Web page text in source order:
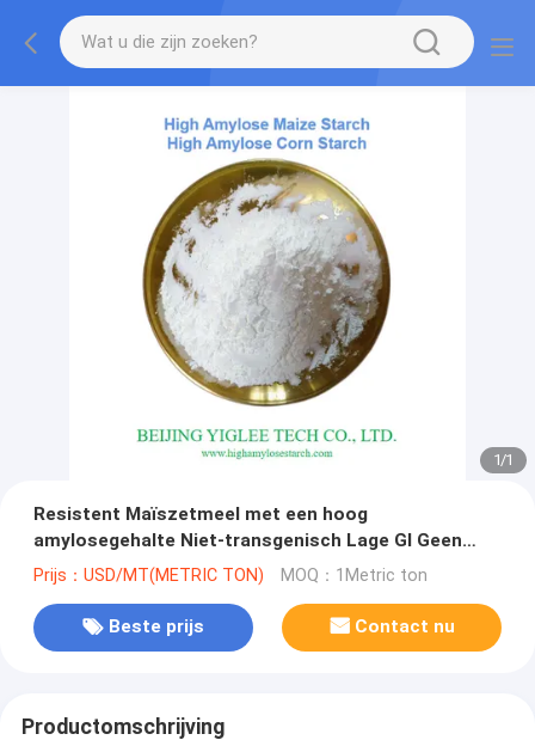
1/1
Resistent Maïszetmeel met een hoog
amylosegehalte Niet-transgenisch Lage GI Geen
wateropname
Prijs：USD/MT(METRIC TON) MOQ：1Metric ton
Beste prijs Contact nu
Productomschrijving